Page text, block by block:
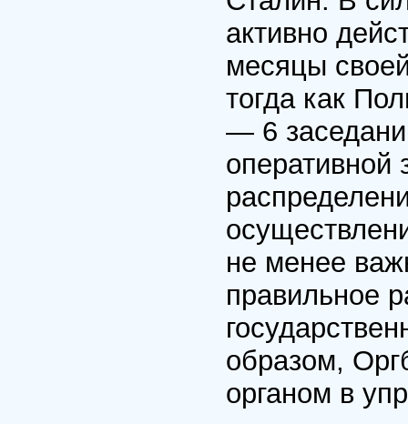
активно
месяцы
тогда как
— 6
оперативной
не менее
правильное
образом,
органом в